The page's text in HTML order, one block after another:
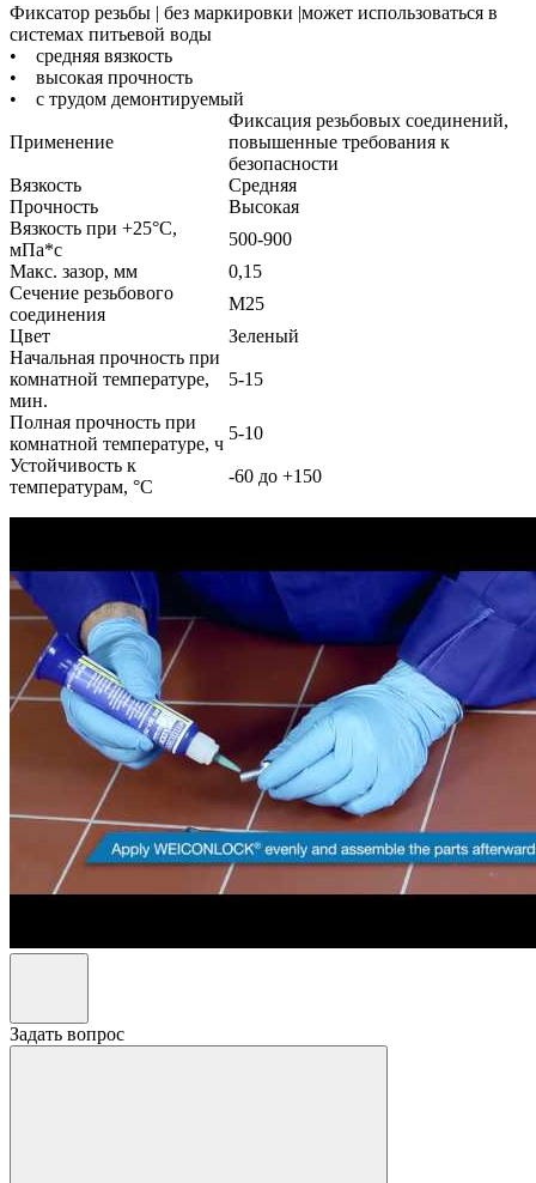
Фиксатор резьбы | без маркировки |может использоваться в
системах питьевой воды
• средняя вязкость
• высокая прочность
• с трудом демонтируемый
Применение
Фиксация резьбовых соединений,
повышенные требования к
безопасности
Вязкость
Средняя
Прочность
Высокая
Вязкость при +25°С,
мПа*с
500-900
Макс. зазор, мм
0,15
Сечение резьбового
соединения
М25
Цвет
Зеленый
Начальная прочность при
комнатной температуре,
мин.
5-15
Полная прочность при
комнатной температуре, ч
5-10
Устойчивость к
температурам, °С
-60 до +150
Задать вопрос